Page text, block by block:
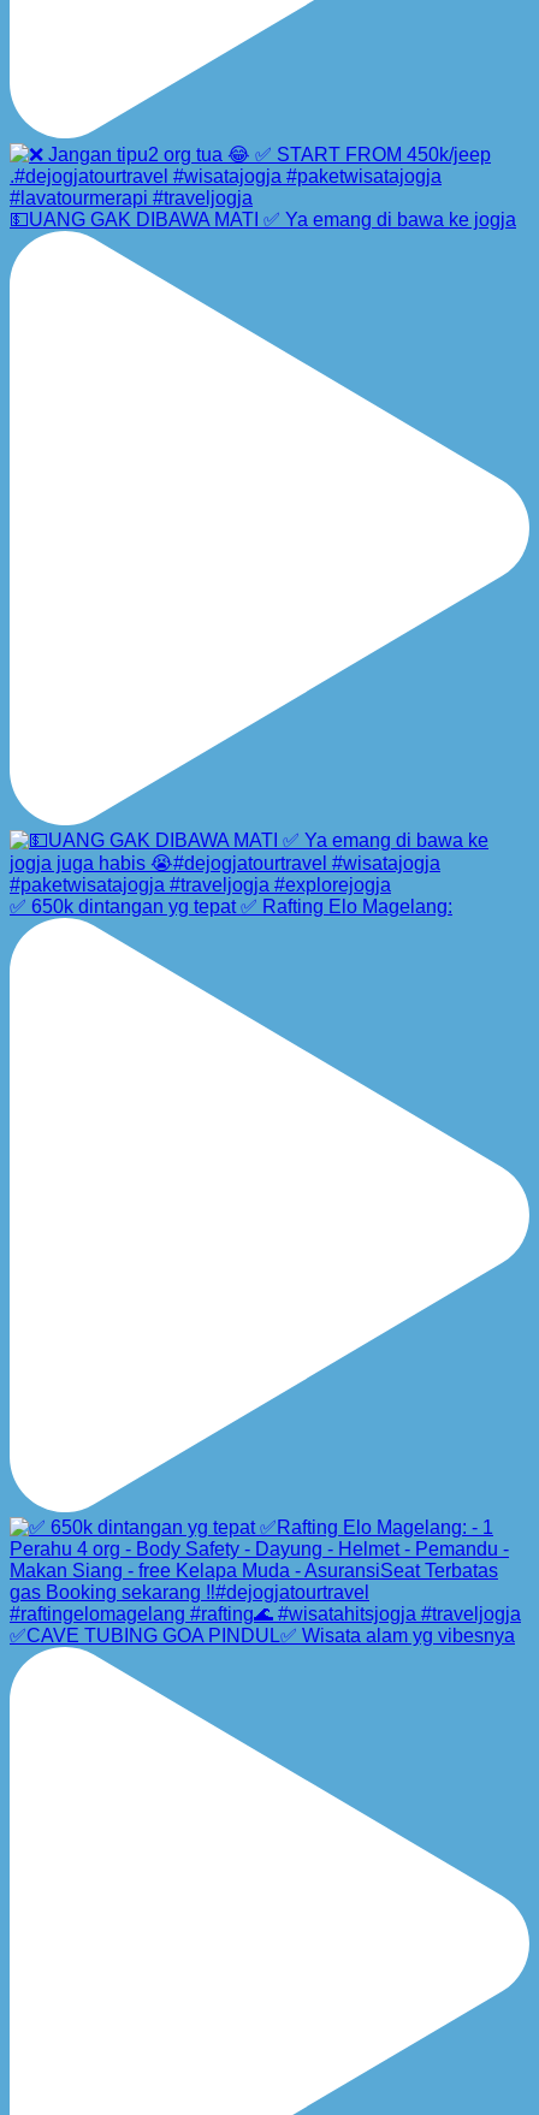
💵UANG GAK DIBAWA MATI ✅ Ya emang di bawa ke jogja
✅ 650k dintangan yg tepat ✅ Rafting Elo Magelang:
✅CAVE TUBING GOA PINDUL✅ Wisata alam yg vibesnya